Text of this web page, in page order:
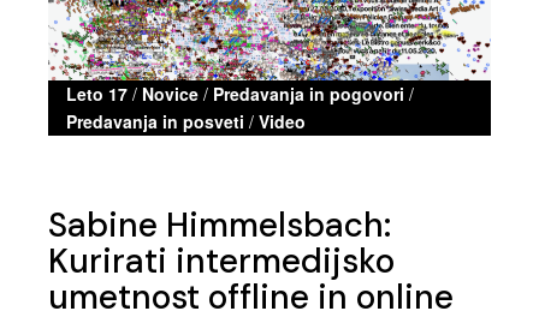
Leto 17 / Novice / Predavanja in pogovori /
Predavanja in posveti /Video
Sabine Himmelsbach:
Kurirati intermedijsko
umetnost offline in online